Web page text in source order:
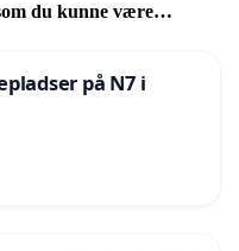
du kunne være
på N7 i